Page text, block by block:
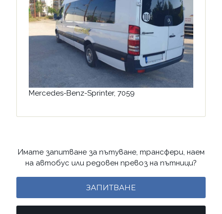
Mercedes-Benz-Sprinter, 7059
Имате запитване за пътуване, трансфери, наем
на автобус или редовен превоз на пътници?
ЗАПИТВАНЕ